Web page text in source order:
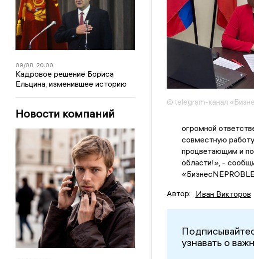
09/08 20:00
Кадровое решение Бориса
Ельцина, изменившее историю
Новости компаний
© telegram-канал
огромной
совместную
процветающим и
области!», -
Автор: Иван Викторов
узнавать о